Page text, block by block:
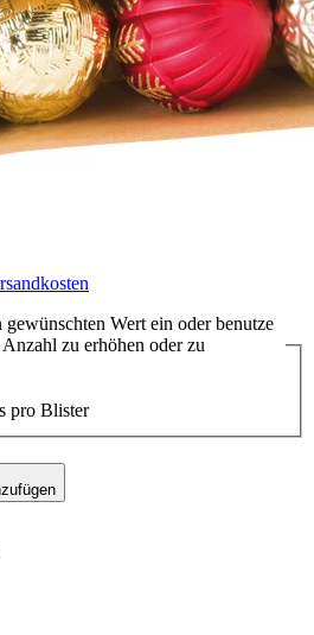
Wert ein oder benutze
zu erhöhen oder zu
pro Blister